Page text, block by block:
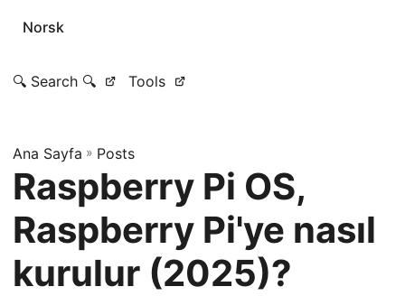
Norsk
🔍 Search 🔍 Tools
Ana Sayfa » Posts
Raspberry Pi OS,
Raspberry Pi'ye nasıl
kurulur (2025)?